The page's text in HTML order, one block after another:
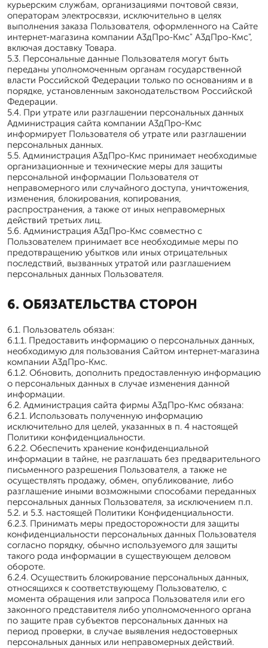
курьерским службам, организациями почтовой связи,
операторам электросвязи, исключительно в целях
выполнения заказа Пользователя, оформленного на Сайте
интернет-магазина компании А3дПро-Кмс" А3дПро-Кмс",
включая доставку Товара.
5.3. Персональные данные Пользователя могут быть
переданы уполномоченным органам государственной
власти Российской Федерации только по основаниям и в
порядке, установленным законодательством Российской
Федерации.
5.4. При утрате или разглашении персональных данных
Администрация сайта компании А3дПро-Кмс
информирует Пользователя об утрате или разглашении
персональных данных.
5.5. Администрация А3дПро-Кмс принимает необходимые
организационные и технические меры для защиты
персональной информации Пользователя от
неправомерного или случайного доступа, уничтожения,
изменения, блокирования, копирования,
распространения, а также от иных неправомерных
действий третьих лиц.
5.6. Администрация А3дПро-Кмс совместно с
Пользователем принимает все необходимые меры по
предотвращению убытков или иных отрицательных
последствий, вызванных утратой или разглашением
персональных данных Пользователя.
6. ОБЯЗАТЕЛЬСТВА СТОРОН
6.1. Пользователь обязан:
6.1.1. Предоставить информацию о персональных данных,
необходимую для пользования Сайтом интернет-магазина
компании А3дПро-Кмс.
6.1.2. Обновить, дополнить предоставленную информацию
о персональных данных в случае изменения данной
информации.
6.2. Администрация сайта фирмы А3дПро-Кмс обязана:
6.2.1. Использовать полученную информацию
исключительно для целей, указанных в п. 4 настоящей
Политики конфиденциальности.
6.2.2. Обеспечить хранение конфиденциальной
информации в тайне, не разглашать без предварительного
письменного разрешения Пользователя, а также не
осуществлять продажу, обмен, опубликование, либо
разглашение иными возможными способами переданных
персональных данных Пользователя, за исключением п.п.
5.2. и 5.3. настоящей Политики Конфиденциальности.
6.2.3. Принимать меры предосторожности для защиты
конфиденциальности персональных данных Пользователя
согласно порядку, обычно используемого для защиты
такого рода информации в существующем деловом
обороте.
6.2.4. Осуществить блокирование персональных данных,
относящихся к соответствующему Пользователю, с
момента обращения или запроса Пользователя или его
законного представителя либо уполномоченного органа
по защите прав субъектов персональных данных на
период проверки, в случае выявления недостоверных
персональных данных или неправомерных действий.